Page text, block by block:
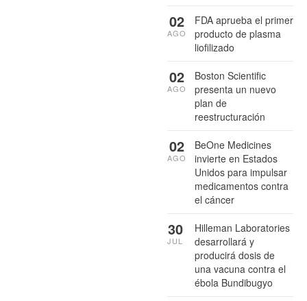
FDA aprueba el primer
producto de plasma
liofilizado
02
AGO
Boston Scientific
presenta un nuevo
plan de
reestructuración
02
AGO
BeOne Medicines
invierte en Estados
Unidos para impulsar
medicamentos contra
el cáncer
02
AGO
Hilleman Laboratories
desarrollará y
producirá dosis de
una vacuna contra el
ébola Bundibugyo
30
JUL